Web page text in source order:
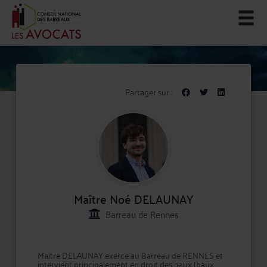
Partager sur :
Maître Noé DELAUNAY
Barreau de Rennes
Maître DELAUNAY exerce au Barreau de RENNES et
intervient principalement en droit des baux (baux